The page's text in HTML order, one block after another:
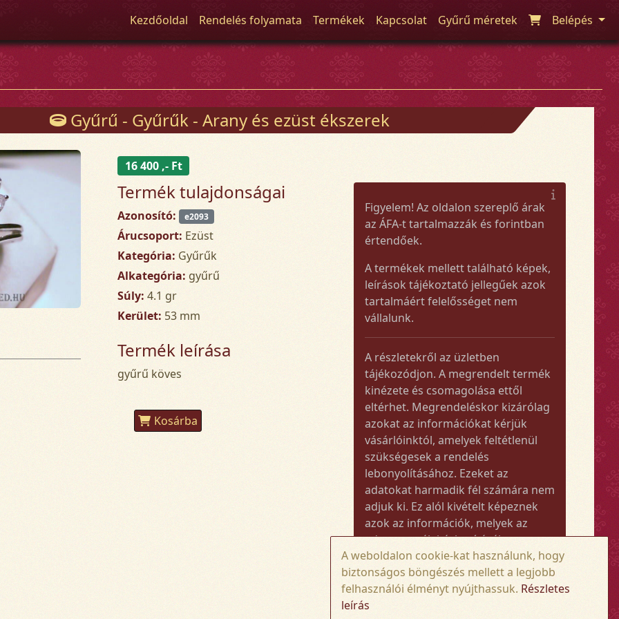
Kezdőoldal Rendelés folyamata Termékek Kapcsolat Gyűrű méretek Belépés
Gyűrű - Gyűrűk - Arany és ezüst ékszerek
16 400 ,- Ft
Termék tulajdonságai
Azonosító: e2093
Árucsoport: Ezüst
Kategória: Gyűrűk
Alkategória: gyűrű
Súly: 4.1 gr
Kerület: 53 mm
Termék leírása
gyűrű köves
Kosárba
Figyelem! Az oldalon szereplő árak
az ÁFA-t tartalmazzák és forintban
értendőek.
A termékek mellett található képek,
leírások tájékoztató jellegűek azok
tartalmáért felelősséget nem
vállalunk.
A részletekről az üzletben
tájékozódjon. A megrendelt termék
kinézete és csomagolása ettől
eltérhet. Megrendeléskor kizárólag
azokat az információkat kérjük
vásárlóinktól, amelyek feltétlenül
szükségesek a rendelés
lebonyolításához. Ezeket az
adatokat harmadik fél számára nem
adjuk ki. Ez alól kivételt képeznek
azok az információk, melyek az
adott termék kézbesítéséhez vagy
kiszállításához szükségesek.
Amennyiben a megrendelt termék
összege meghaladja az 50.000 Ft-ot,
A weboldalon cookie-kat használunk, hogy
biztonságos böngészés mellett a legjobb
felhasználói élményt nyújthassuk. Részletes
leírás